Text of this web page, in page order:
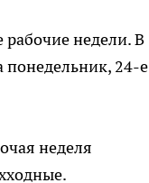
недели. В
понедельник, 24-е
неделя